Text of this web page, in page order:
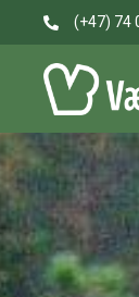
(+47) 74